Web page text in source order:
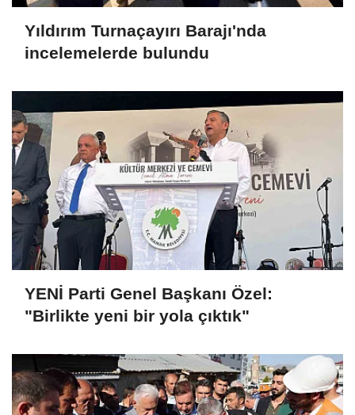
Yıldırım Turnaçayırı Barajı'nda
incelemelerde bulundu
YENİ Parti Genel Başkanı Özel:
"Birlikte yeni bir yola çıktık"